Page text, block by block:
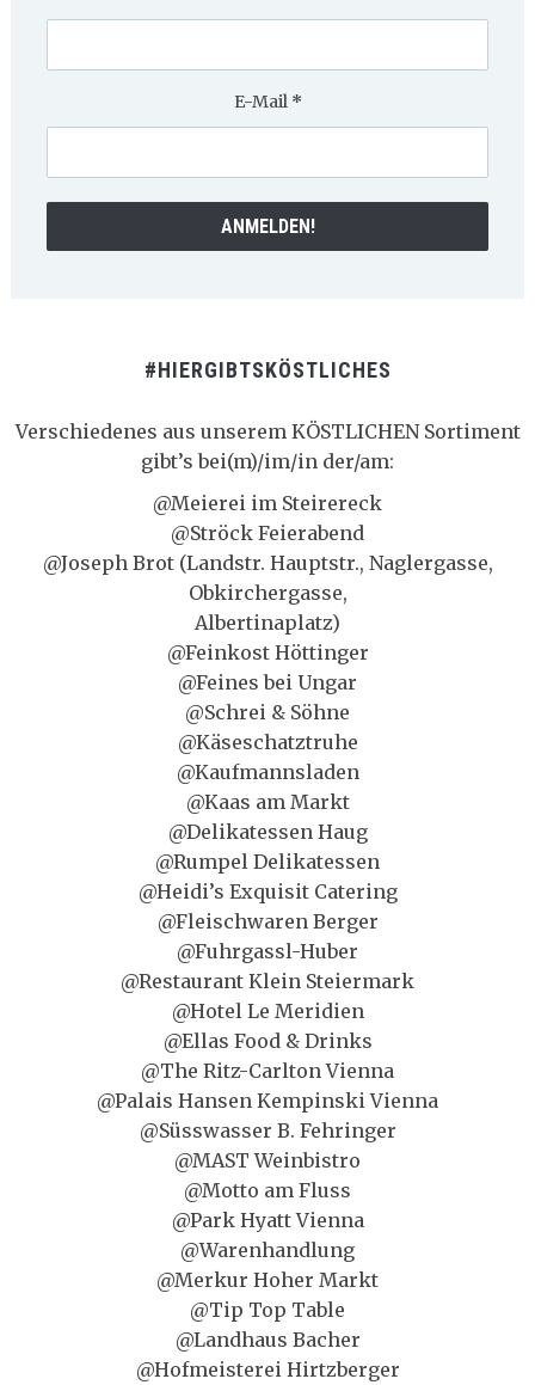
E-Mail *
#HIERGIBTSKÖSTLICHES
Verschiedenes aus unserem KÖSTLICHEN Sortiment
gibt’s bei(m)/im/in der/am:
@Meierei im Steirereck
@Ströck Feierabend
@Joseph Brot (Landstr. Hauptstr., Naglergasse,
Obkirchergasse,
Albertinaplatz)
@Feinkost Höttinger
@Feines bei Ungar
@Schrei & Söhne
@Käseschatztruhe
@Kaufmannsladen
@Kaas am Markt
@Delikatessen Haug
@Rumpel Delikatessen
@Heidi’s Exquisit Catering
@Fleischwaren Berger
@Fuhrgassl-Huber
@Restaurant Klein Steiermark
@Hotel Le Meridien
@Ellas Food & Drinks
@The Ritz-Carlton Vienna
@Palais Hansen Kempinski Vienna
@Süsswasser B. Fehringer
@MAST Weinbistro
@Motto am Fluss
@Park Hyatt Vienna
@Warenhandlung
@Merkur Hoher Markt
@Tip Top Table
@Landhaus Bacher
@Hofmeisterei Hirtzberger